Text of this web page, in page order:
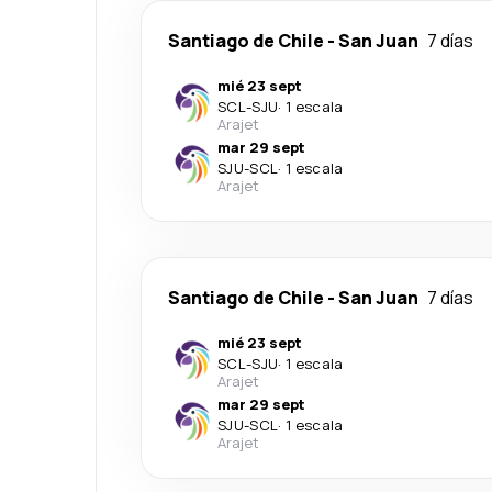
Santiago de Chile -San Juan 7 días
mié 23 sept
SCL-SJU· 1 escala
Arajet
mar 29 sept
SJU-SCL· 1 escala
Arajet
Santiago de Chile -San Juan 7 días
mié 23 sept
SCL-SJU· 1 escala
Arajet
mar 29 sept
SJU-SCL· 1 escala
Arajet